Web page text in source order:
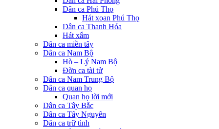
Dân ca Phú Thọ
Hát xoan Phú Thọ
Dân ca Thanh Hóa
Hát xẩm
Dân ca miền tây
Dân ca Nam Bộ
Hò – Lý Nam Bộ
Đờn ca tài tử
Dân ca Nam Trung Bộ
Dân ca quan họ
Quan họ lời mới
Dân ca Tây Bắc
Dân ca Tây Nguyên
Dân ca trữ tình